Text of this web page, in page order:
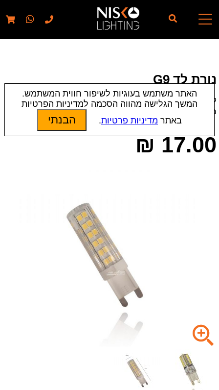
// elementor template for pages - should also ignore woo
pages!!
נורת לד G9
קטגוריות:כל הנורות|נורות לדים
מק״ט:
7443
17.00
₪
האתר משתמש בעוגיות לשיפור חווית המשתמש.
המשך הגלישה מהווה הסכמה למדיניות הפרטיות
באתר מדיניות פרטיות. הבנתי